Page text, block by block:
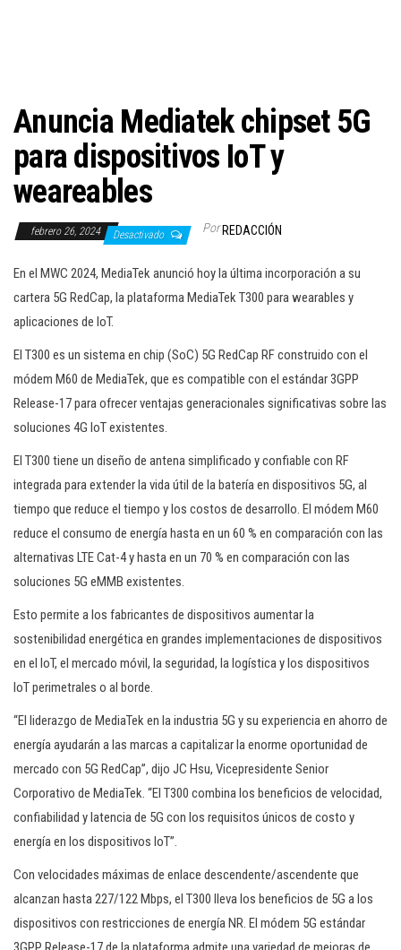
Anuncia Mediatek chipset 5G
para dispositivos IoT y
weareables
febrero 26, 2024 Desactivado Por REDACCIÓN
En el MWC 2024, MediaTek anunció hoy la última incorporación a su
cartera 5G RedCap, la plataforma MediaTek T300 para wearables y
aplicaciones de IoT.
El T300 es un sistema en chip (SoC) 5G RedCap RF construido con el
módem M60 de MediaTek, que es compatible con el estándar 3GPP
Release-17 para ofrecer ventajas generacionales significativas sobre las
soluciones 4G IoT existentes.
El T300 tiene un diseño de antena simplificado y confiable con RF
integrada para extender la vida útil de la batería en dispositivos 5G, al
tiempo que reduce el tiempo y los costos de desarrollo. El módem M60
reduce el consumo de energía hasta en un 60 % en comparación con las
alternativas LTE Cat-4 y hasta en un 70 % en comparación con las
soluciones 5G eMMB existentes.
Esto permite a los fabricantes de dispositivos aumentar la
sostenibilidad energética en grandes implementaciones de dispositivos
en el IoT, el mercado móvil, la seguridad, la logística y los dispositivos
IoT perimetrales o al borde.
“El liderazgo de MediaTek en la industria 5G y su experiencia en ahorro de
energía ayudarán a las marcas a capitalizar la enorme oportunidad de
mercado con 5G RedCap”, dijo JC Hsu, Vicepresidente Senior
Corporativo de MediaTek. “El T300 combina los beneficios de velocidad,
confiabilidad y latencia de 5G con los requisitos únicos de costo y
energía en los dispositivos IoT”.
Con velocidades máximas de enlace descendente/ascendente que
alcanzan hasta 227/122 Mbps, el T300 lleva los beneficios de 5G a los
dispositivos con restricciones de energía NR. El módem 5G estándar